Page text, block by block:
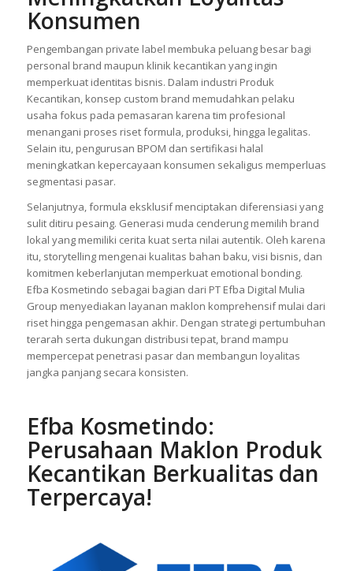
Konsumen
Pengembangan private label membuka peluang besar bagi
personal brand maupun klinik kecantikan yang ingin
memperkuat identitas bisnis. Dalam industri Produk
Kecantikan, konsep custom brand memudahkan pelaku
usaha fokus pada pemasaran karena tim profesional
menangani proses riset formula, produksi, hingga legalitas.
Selain itu, pengurusan BPOM dan sertifikasi halal
meningkatkan kepercayaan konsumen sekaligus memperluas
segmentasi pasar.
Selanjutnya, formula eksklusif menciptakan diferensiasi yang
sulit ditiru pesaing. Generasi muda cenderung memilih brand
lokal yang memiliki cerita kuat serta nilai autentik. Oleh karena
itu, storytelling mengenai kualitas bahan baku, visi bisnis, dan
komitmen keberlanjutan memperkuat emotional bonding.
Efba Kosmetindo sebagai bagian dari PT Efba Digital Mulia
Group menyediakan layanan maklon komprehensif mulai dari
riset hingga pengemasan akhir. Dengan strategi pertumbuhan
terarah serta dukungan distribusi tepat, brand mampu
mempercepat penetrasi pasar dan membangun loyalitas
jangka panjang secara konsisten.
Efba Kosmetindo:
Perusahaan Maklon Produk
Kecantikan Berkualitas dan
Terpercaya!